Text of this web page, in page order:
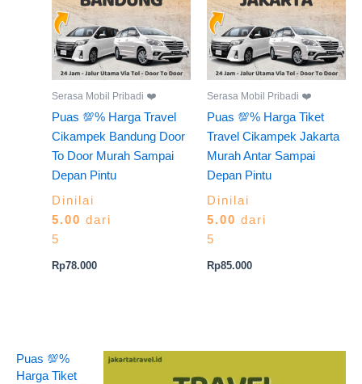
Serasa Mobil Pribadi ❤️
Puas 💯% Harga Travel
Cikampek Bandung Door
To Door Murah Sampai
Depan Pintu
Dinilai
5.00 dari
5
Rp78.000
Serasa Mobil Pribadi ❤️
Puas 💯% Harga Tiket
Travel Cikampek Jakarta
Murah Antar Sampai
Depan Pintu
Dinilai
5.00 dari
5
Rp85.000
Puas 💯%
Harga Tiket